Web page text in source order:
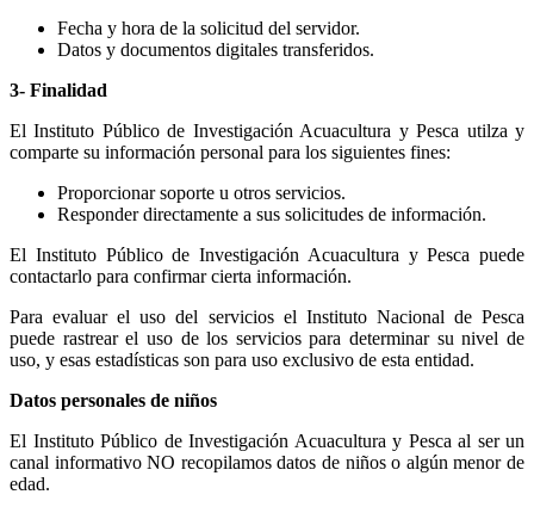
Fecha y hora de la solicitud del servidor.
Datos y documentos digitales transferidos.
3- Finalidad
El Instituto Público de Investigación Acuacultura y Pesca utilza y
comparte su información personal para los siguientes fines:
Proporcionar soporte u otros servicios.
Responder directamente a sus solicitudes de información.
El Instituto Público de Investigación Acuacultura y Pesca puede
contactarlo para confirmar cierta información.
Para evaluar el uso del servicios el Instituto Nacional de Pesca
puede rastrear el uso de los servicios para determinar su nivel de
uso, y esas estadísticas son para uso exclusivo de esta entidad.
Datos personales de niños
El Instituto Público de Investigación Acuacultura y Pesca al ser un
canal informativo NO recopilamos datos de niños o algún menor de
edad.